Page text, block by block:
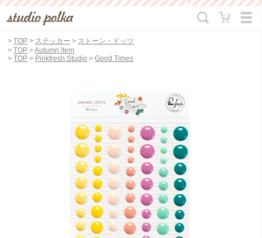
>TOP > ステッカー > ストーン・ドッツ
>TOP >Autumn item
>TOP > Pinkfresh Studio >Good Times